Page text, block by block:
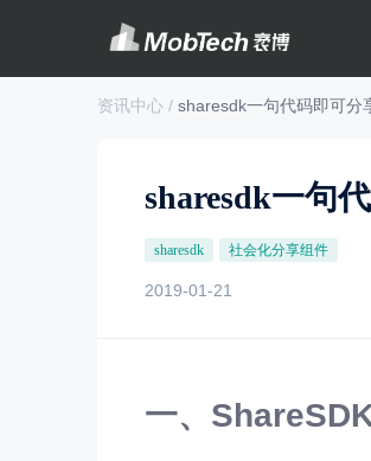
资讯中心 / sharesdk一句代码即可分
sharesdk一句
sharesdk 社会化分享组件
2019-01-21
一、